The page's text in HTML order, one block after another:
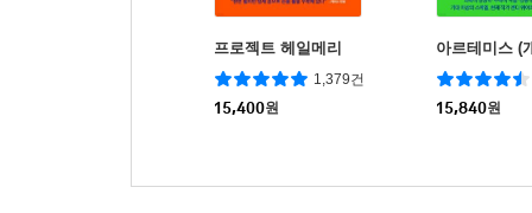
프로젝트 헤일메리
1,379건
15,400원
아르테미스 (
15,840원